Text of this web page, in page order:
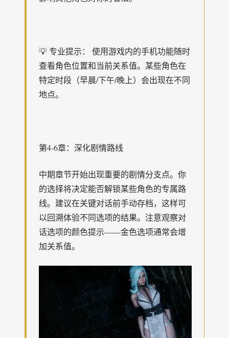
💡 专业提示： 使用游戏内的手机功能随时
查看角色位置和当前关系值。某些角色在
特定时段（早晨/下午/晚上）会出现在不同
地点。
第4-6章：深化剧情路线
中期章节开始出现重要的剧情分支点。你
的选择将决定能否解锁某些角色的专属路
线。建议在关键对话前手动存档，这样可
以回溯体验不同选项的结果。注意观察对
话选项的颜色提示——金色选项通常会增
加关系值。